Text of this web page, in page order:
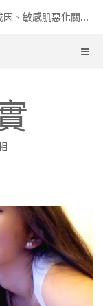
點解突然變玫瑰痤瘡？拆解玫瑰痤瘡成因、敏感肌惡化關鍵